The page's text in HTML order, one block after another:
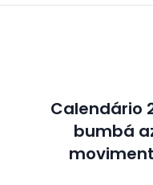
Calendário
bumbá